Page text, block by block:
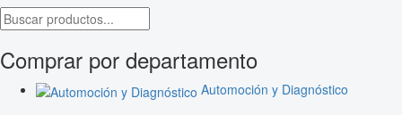
Comprar por departamento
Automoción y Diagnóstico